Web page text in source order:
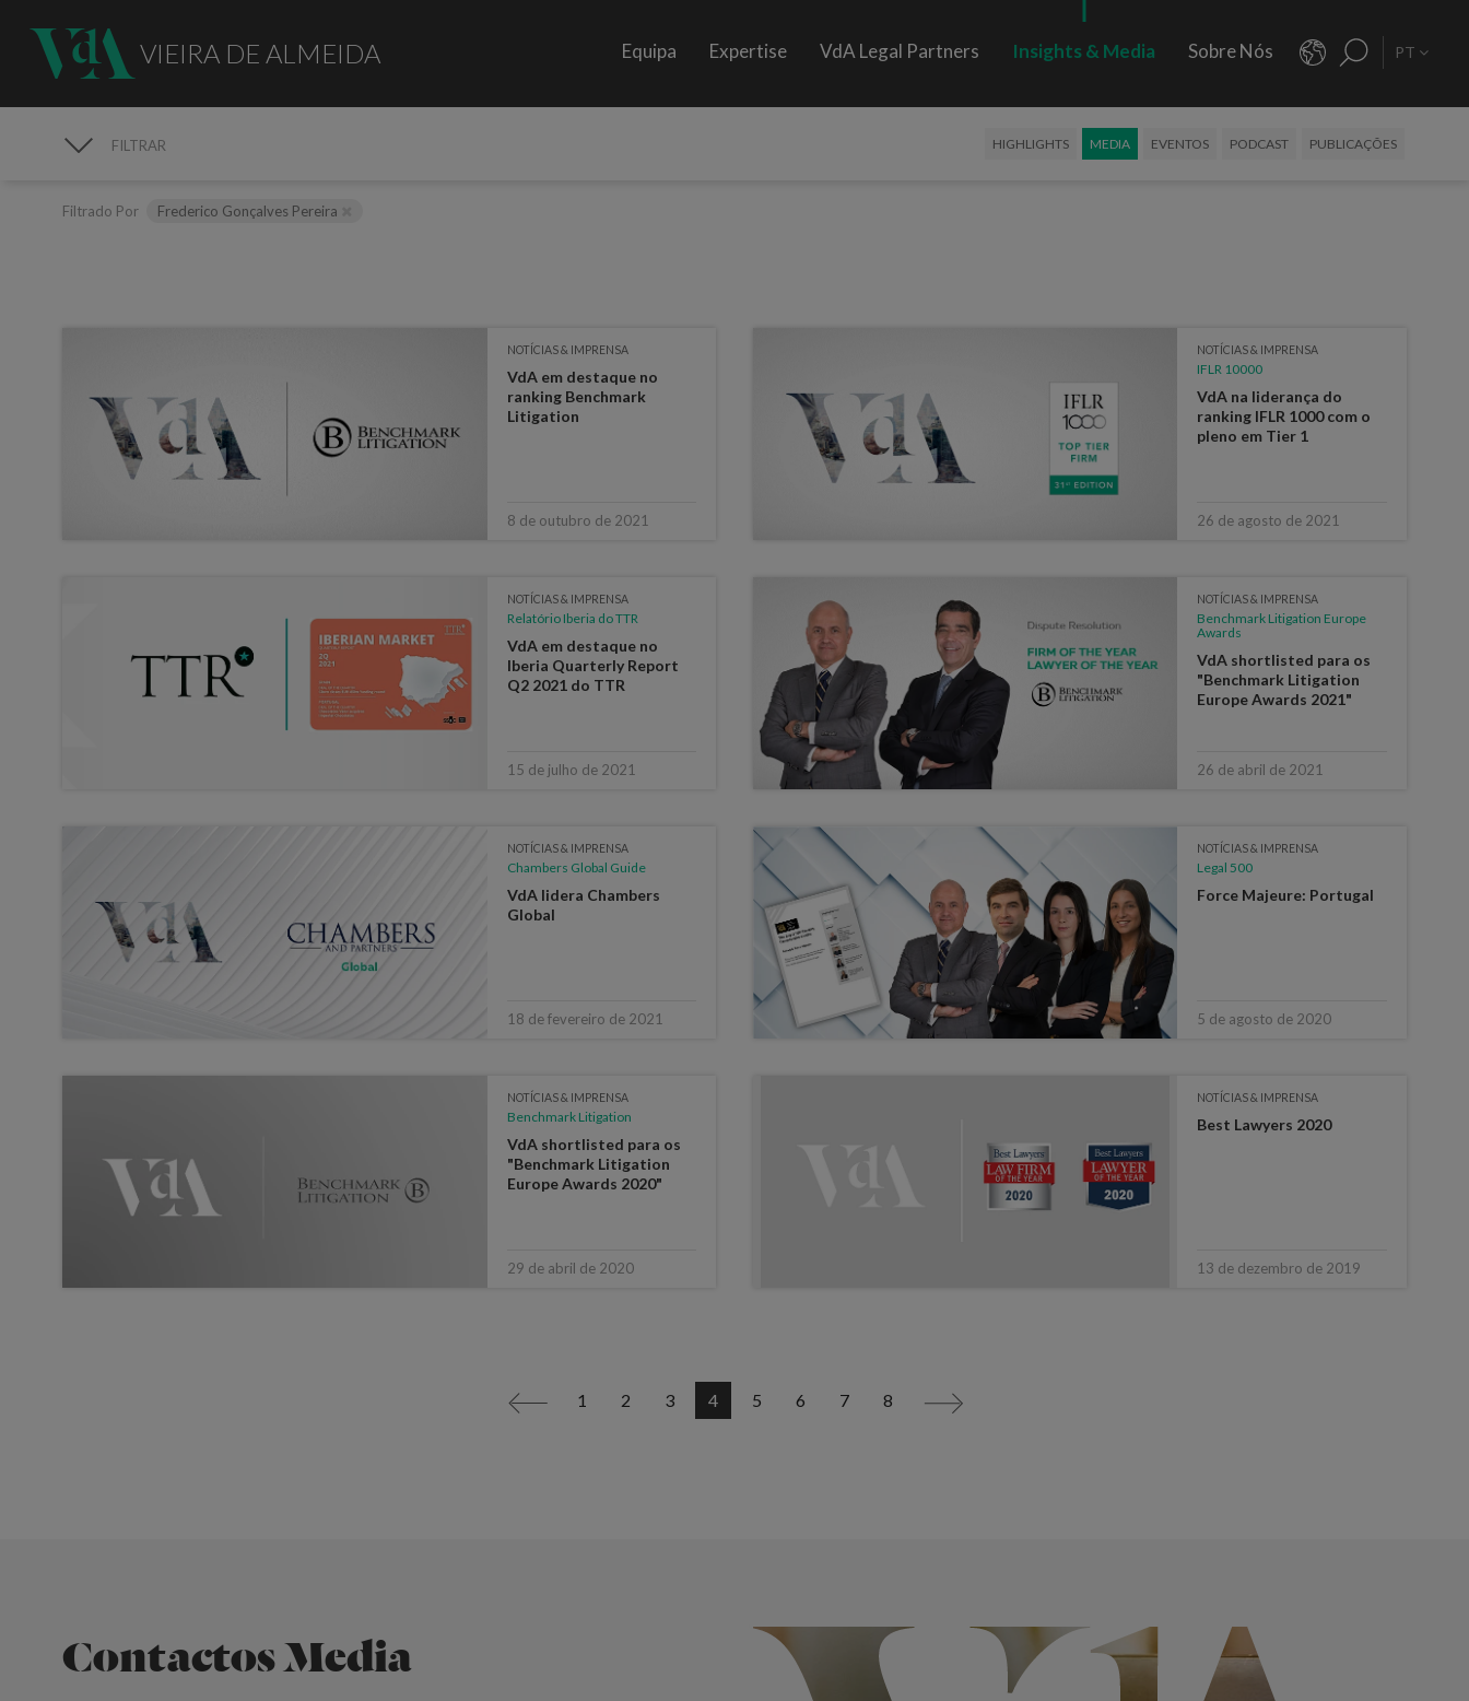
VIEIRA DE ALMEIDA Equipa Expertise VdA Legal Partners Insights & Media Sobre Nós PT
FILTRAR HIGHLIGHTS MEDIA EVENTOS PODCAST PUBLICAÇÕES
Filtrado Por Frederico Gonçalves Pereira
NOTÍCIAS & IMPRENSA
VdA em destaque no
ranking Benchmark
Litigation
8 de outubro de 2021
NOTÍCIAS & IMPRENSA
IFLR 10000
VdA na liderança do
ranking IFLR 1000 com o
pleno em Tier 1
26 de agosto de 2021
NOTÍCIAS & IMPRENSA
Relatório Iberia do TTR
VdA em destaque no
Iberia Quarterly Report
Q2 2021 do TTR
15 de julho de 2021
NOTÍCIAS & IMPRENSA
Benchmark Litigation Europe
Awards
VdA shortlisted para os
"Benchmark Litigation
Europe Awards 2021"
26 de abril de 2021
NOTÍCIAS & IMPRENSA
Chambers Global Guide
VdA lidera Chambers
Global
18 de fevereiro de 2021
NOTÍCIAS & IMPRENSA
Legal 500
Force Majeure: Portugal
5 de agosto de 2020
NOTÍCIAS & IMPRENSA
Benchmark Litigation
VdA shortlisted para os
"Benchmark Litigation
Europe Awards 2020"
29 de abril de 2020
NOTÍCIAS & IMPRENSA
Best Lawyers 2020
13 de dezembro de 2019
< 1 2 3 4 5 6 7 8 >
Contactos Media